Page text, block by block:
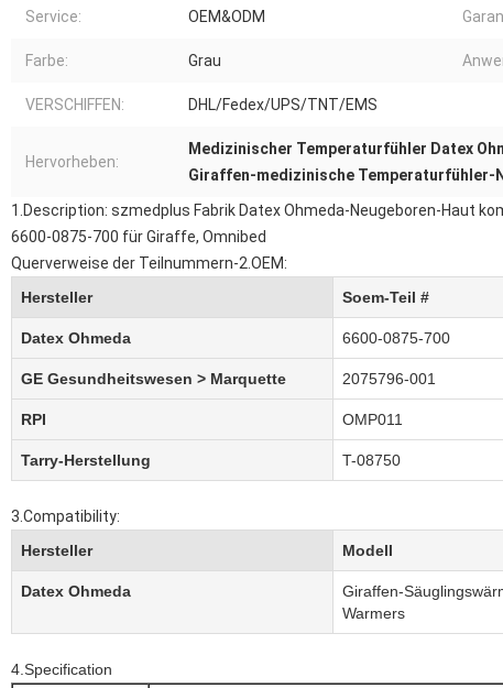
Service: OEM&ODM
Farbe: Grau
VERSCHIFFEN: DHL/Fedex/UPS/TNT/EMS
Hervorheben:
Medizinischer Temperaturfühler Datex
Giraffen-medizinische Temperaturfühler-
1.Description: szmedplus Fabrik Datex Ohmeda-Neugeboren-Haut
6600-0875-700 für Giraffe, Omnibed
Querverweise der Teilnummern-2.OEM:
Hersteller
Soem-Teil #
Datex Ohmeda 6600-0875-700
GE Gesundheitswesen > Marquette 2075796-001
RPI OMP011
Tarry-Herstellung T-08750
3.Compatibility:
Hersteller
Modell
Datex Ohmeda
Giraffen-
Warmers
4.Specification